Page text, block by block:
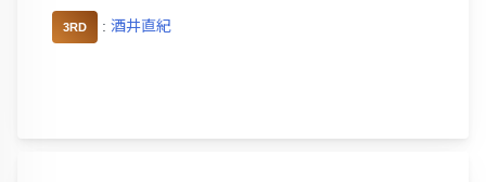
3RD : 酒井直紀